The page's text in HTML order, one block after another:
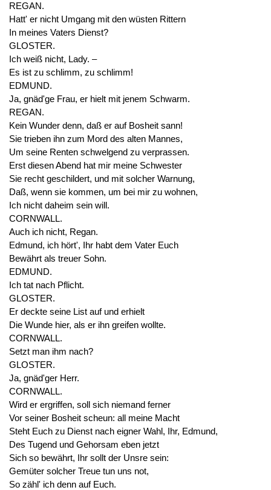
REGAN.
Hatt' er nicht Umgang mit den wüsten Rittern
In meines Vaters Dienst?
GLOSTER.
Ich weiß nicht, Lady. –
Es ist zu schlimm, zu schlimm!
EDMUND.
Ja, gnäd'ge Frau, er hielt mit jenem Schwarm.
REGAN.
Kein Wunder denn, daß er auf Bosheit sann!
Sie trieben ihn zum Mord des alten Mannes,
Um seine Renten schwelgend zu verprassen.
Erst diesen Abend hat mir meine Schwester
Sie recht geschildert, und mit solcher Warnung,
Daß, wenn sie kommen, um bei mir zu wohnen,
Ich nicht daheim sein will.
CORNWALL.
Auch ich nicht, Regan.
Edmund, ich hört', Ihr habt dem Vater Euch
Bewährt als treuer Sohn.
EDMUND.
Ich tat nach Pflicht.
GLOSTER.
Er deckte seine List auf und erhielt
Die Wunde hier, als er ihn greifen wollte.
CORNWALL.
Setzt man ihm nach?
GLOSTER.
Ja, gnäd'ger Herr.
CORNWALL.
Wird er ergriffen, soll sich niemand ferner
Vor seiner Bosheit scheun: all meine Macht
Steht Euch zu Dienst nach eigner Wahl, Ihr, Edmund,
Des Tugend und Gehorsam eben jetzt
Sich so bewährt, Ihr sollt der Unsre sein:
Gemüter solcher Treue tun uns not,
So zähl' ich denn auf Euch.